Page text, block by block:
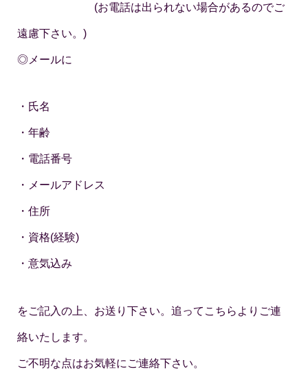
(お電話は出られない場合があるのでご
遠慮下さい。)
◎メールに
・氏名
・年齢
・電話番号
・メールアドレス
・住所
・資格(経験)
・意気込み
をご記入の上、お送り下さい。追ってこちらよりご連
絡いたします。
ご不明な点はお気軽にご連絡下さい。